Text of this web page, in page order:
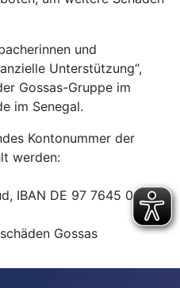
und
Unterstützung“,
Gossas-Gruppe im
im Senegal.
Kontonummer der
werden:
IBAN DE 97 7645 0000
Gossas